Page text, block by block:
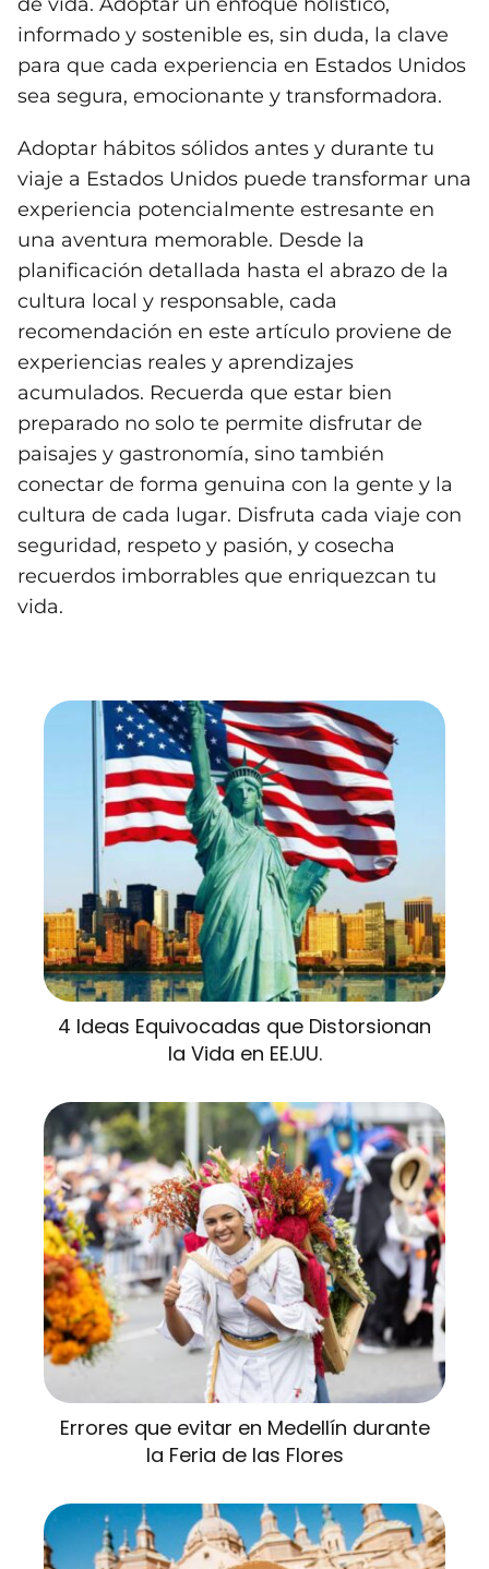
de vida. Adoptar un enfoque holístico,
informado y sostenible es, sin duda, la clave
para que cada experiencia en Estados Unidos
sea segura, emocionante y transformadora.
Adoptar hábitos sólidos antes y durante tu
viaje a Estados Unidos puede transformar una
experiencia potencialmente estresante en
una aventura memorable. Desde la
planificación detallada hasta el abrazo de la
cultura local y responsable, cada
recomendación en este artículo proviene de
experiencias reales y aprendizajes
acumulados. Recuerda que estar bien
preparado no solo te permite disfrutar de
paisajes y gastronomía, sino también
conectar de forma genuina con la gente y la
cultura de cada lugar. Disfruta cada viaje con
seguridad, respeto y pasión, y cosecha
recuerdos imborrables que enriquezcan tu
vida.
4 Ideas Equivocadas que Distorsionan
la Vida en EE.UU.
Errores que evitar en Medellín durante
la Feria de las Flores